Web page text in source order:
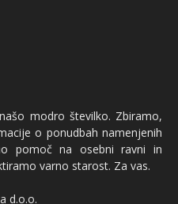
modro številko. Zbiramo,
o ponudbah namenjenih
pomoč na osebni ravni in
varno starost. Za vas.
d.o.o.